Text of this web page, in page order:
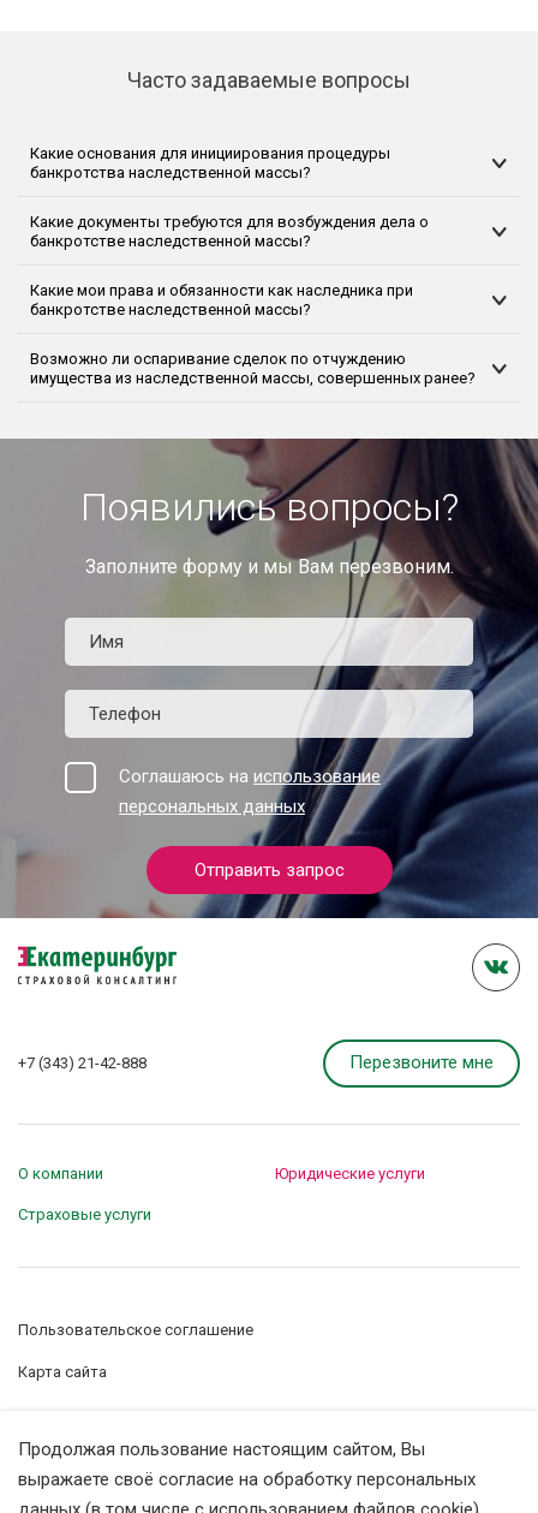
Часто задаваемые вопросы
Какие основания для инициирования процедуры
банкротства наследственной массы?
Какие документы требуются для возбуждения дела о
банкротстве наследственной массы?
Какие мои права и обязанности как наследника при
банкротстве наследственной массы?
Возможно ли оспаривание сделок по отчуждению
имущества из наследственной массы, совершенных ранее?
Появились вопросы?
Заполните форму и мы Вам перезвоним.
Соглашаюсь на использование
персональных данных
Отправить запрос
+7 (343) 21-42-888 Перезвоните мне
О компании Юридические услуги
Страховые услуги
Карта сайта
Пользовательское соглашение
Политика конфиденциальности
Продолжая пользование настоящим сайтом, Вы
выражаете своё согласие на обработку персональных